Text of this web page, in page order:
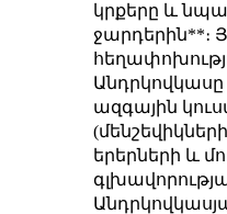
կրքերը և
ջարդերին**։
ազգային
երերների և